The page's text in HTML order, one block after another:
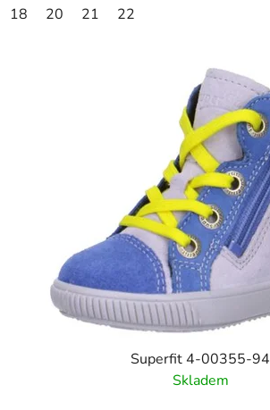
18 20 21 22
Superfit 4-00355-94
Skladem